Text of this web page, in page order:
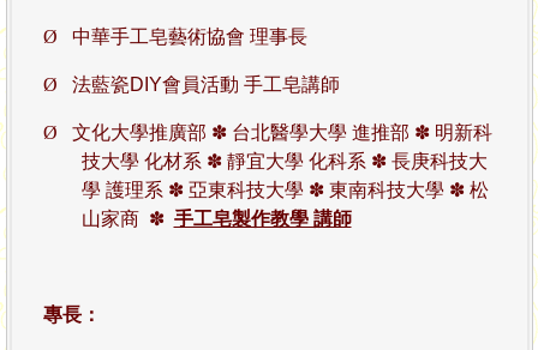
Ø 中華手工皂藝術協會 理事長
Ø 法藍瓷DIY會員活動 手工皂講師
Ø
文化大學推廣部 ✽ 台北醫學大學 進推部 ✽ 明新科
技大學 化材系 ✽ 靜宜大學 化科系 ✽ 長庚科技大
學 護理系 ✽ 亞東科技大學 ✽ 東南科技大學✽ 松
山家商 ✽ 手工皂製作教學 講師
專長：